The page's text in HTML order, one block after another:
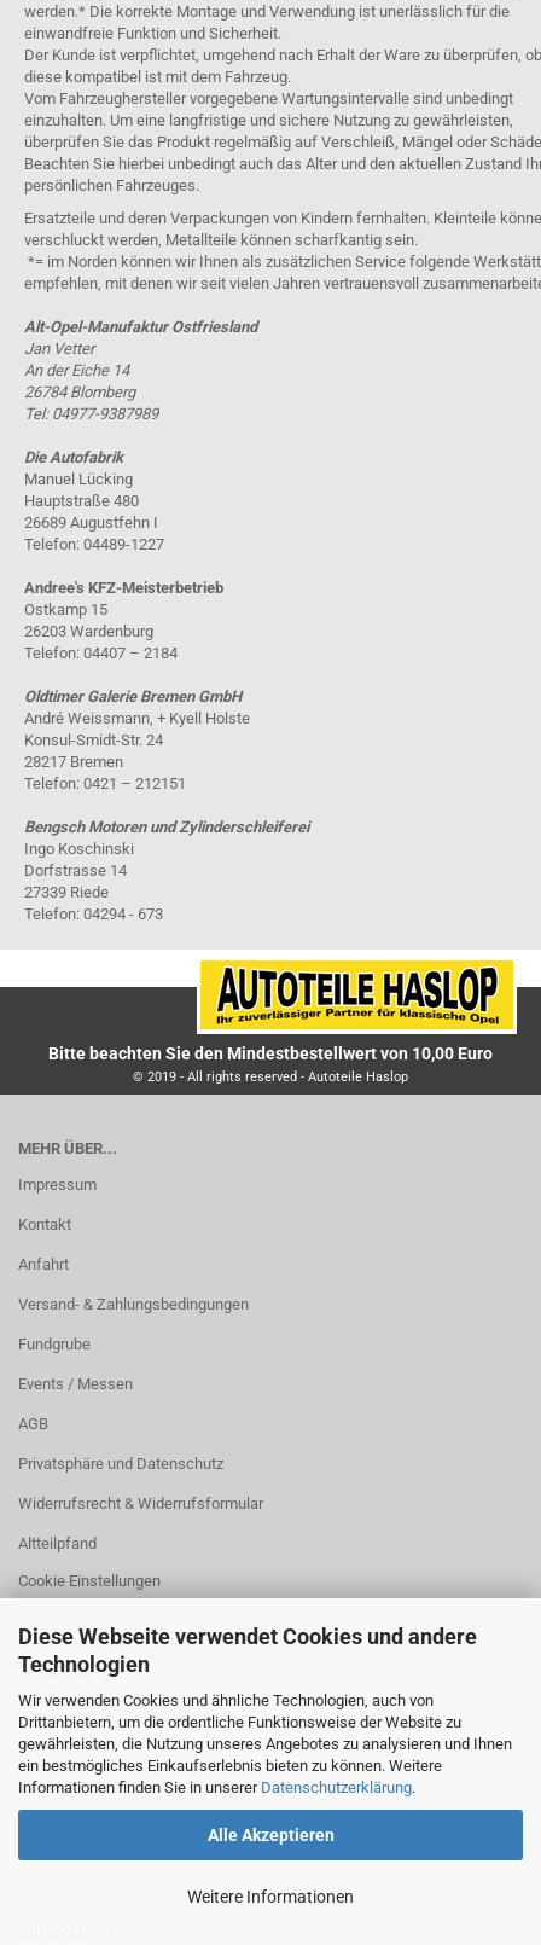
Diese Webseite verwendet Cookies und andere
Technologien
Wir verwenden Cookies und ähnliche Technologien, auch von
Drittanbietern, um die ordentliche Funktionsweise der Website zu
gewährleisten, die Nutzung unseres Angebotes zu analysieren und Ihnen
ein bestmögliches Einkaufserlebnis bieten zu können. Weitere
Informationen finden Sie in unserer Datenschutzerklärung.
Alle Akzeptieren
Weitere Informationen
werden.* Die korrekte Montage und Verwendung ist unerlässlich für die
einwandfreie Funktion und Sicherheit.
Der Kunde ist verpflichtet, umgehend nach Erhalt der Ware zu überprüfen, ob
diese kompatibel ist mit dem Fahrzeug.
Vom Fahrzeughersteller vorgegebene Wartungsintervalle sind unbedingt
einzuhalten. Um eine langfristige und sichere Nutzung zu gewährleisten,
überprüfen Sie das Produkt regelmäßig auf Verschleiß, Mängel oder
Beachten Sie hierbei unbedingt auch das Alter und den aktuellen Zustand
persönlichen Fahrzeuges.
Ersatzteile und deren Verpackungen von Kindern fernhalten. Kleinteile
verschluckt werden, Metallteile können scharfkantig sein.
*= im Norden können wir Ihnen als zusätzlichen Service folgende
empfehlen, mit denen wir seit vielen Jahren vertrauensvoll
Alt-Opel-Manufaktur Ostfriesland
Jan Vetter
An der Eiche 14
26784 Blomberg
Tel: 04977-9387989
Die Autofabrik
Manuel Lücking
Hauptstraße 480
26689 Augustfehn I
Telefon: 04489-1227
Andree's KFZ-Meisterbetrieb
Ostkamp 15
26203 Wardenburg
Telefon: 04407 – 2184
Oldtimer Galerie Bremen GmbH
André Weissmann, + Kyell Holste
Konsul-Smidt-Str. 24
28217 Bremen
Telefon: 0421 – 212151
Bengsch Motoren und Zylinderschleiferei
Ingo Koschinski
Dorfstrasse 14
27339 Riede
Telefon: 04294 - 673
Bitte beachten Sie den Mindestbestellwert von 10,00 Euro
© 2019 - All rights reserved - Autoteile Haslop
MEHR ÜBER...
Impressum
Kontakt
Anfahrt
Versand- & Zahlungsbedingungen
Fundgrube
Events / Messen
AGB
Privatsphäre und Datenschutz
Widerrufsrecht & Widerrufsformular
Altteilpfand
Cookie Einstellungen
INFORMATION
Impressum
AGB
Versandarten
Datenschutz
Sitemap